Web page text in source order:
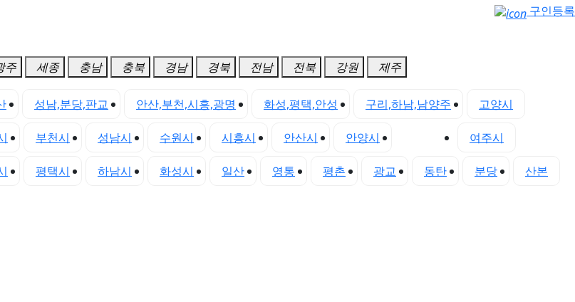
구인등록
주 세종 충남 충북 경남 경북 전남 전북 강원 제주
성남,분당,판교 안산,부천,시흥,광명 화성,평택,안성 구리,하남,남양주 고양시
부천시 성남시 수원시 시흥시 안산시 안양시 여주시
평택시 하남시 화성시 일산 영통 평촌 광교 동탄 분당
산본